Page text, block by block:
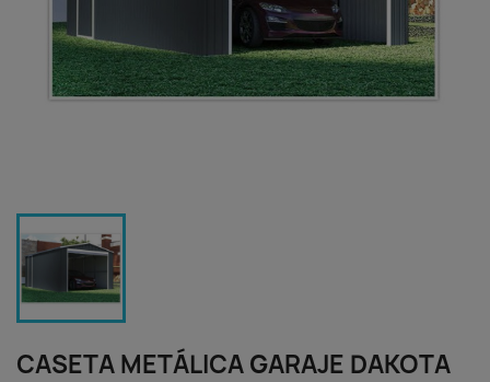
CASETA METÁLICA GARAJE DAKOTA